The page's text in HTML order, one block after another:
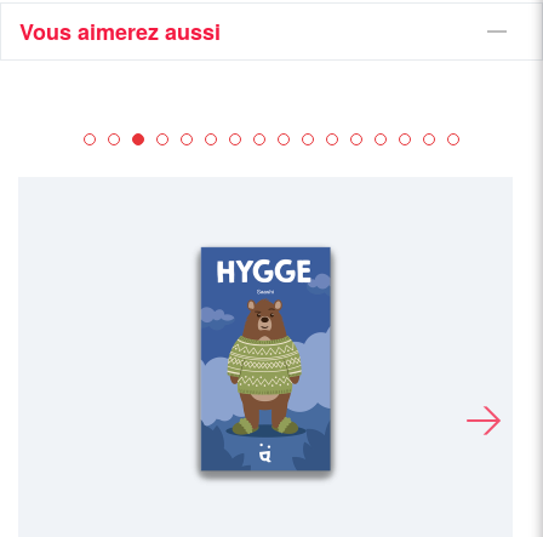
Vous aimerez aussi